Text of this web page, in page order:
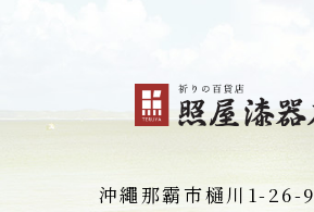
沖繩那霸市樋川1-26-9